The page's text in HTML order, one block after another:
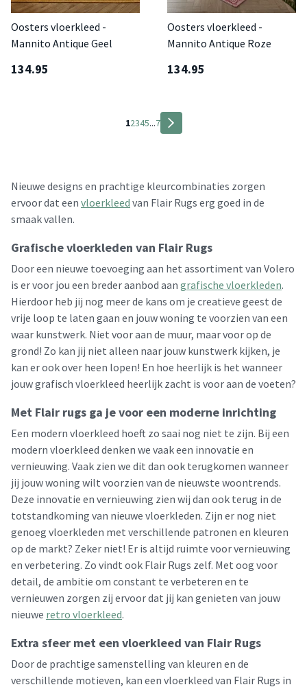
Oosters vloerkleed -
Mannito Antique Geel
134.95
Oosters vloerkleed -
Mannito Antique Roze
134.95
12345...7
Nieuwe designs en prachtige kleurcombinaties zorgen
ervoor dat een vloerkleed van Flair Rugs erg goed in de
smaak vallen.
Grafische vloerkleden van Flair Rugs
Door een nieuwe toevoeging aan het assortiment van Volero
is er voor jou een breder aanbod aan grafische vloerkleden.
Hierdoor heb jij nog meer de kans om je creatieve geest de
vrije loop te laten gaan en jouw woning te voorzien van een
waar kunstwerk. Niet voor aan de muur, maar voor op de
grond! Zo kan jij niet alleen naar jouw kunstwerk kijken, je
kan er ook over heen lopen! En hoe heerlijk is het wanneer
jouw grafisch vloerkleed heerlijk zacht is voor aan de voeten?
Met Flair rugs ga je voor een moderne inrichting
Een modern vloerkleed hoeft zo saai nog niet te zijn. Bij een
modern vloerkleed denken we vaak een innovatie en
vernieuwing. Vaak zien we dit dan ook terugkomen wanneer
jij jouw woning wilt voorzien van de nieuwste woontrends.
Deze innovatie en vernieuwing zien wij dan ook terug in de
totstandkoming van nieuwe vloerkleden. Zijn er nog niet
genoeg vloerkleden met verschillende patronen en kleuren
op de markt? Zeker niet! Er is altijd ruimte voor vernieuwing
en verbetering. Zo vindt ook Flair Rugs zelf. Met oog voor
detail, de ambitie om constant te verbeteren en te
vernieuwen zorgen zij ervoor dat jij kan genieten van jouw
nieuwe retro vloerkleed.
Extra sfeer met een vloerkleed van Flair Rugs
Door de prachtige samenstelling van kleuren en de
verschillende motieven, kan een vloerkleed van Flair Rugs in